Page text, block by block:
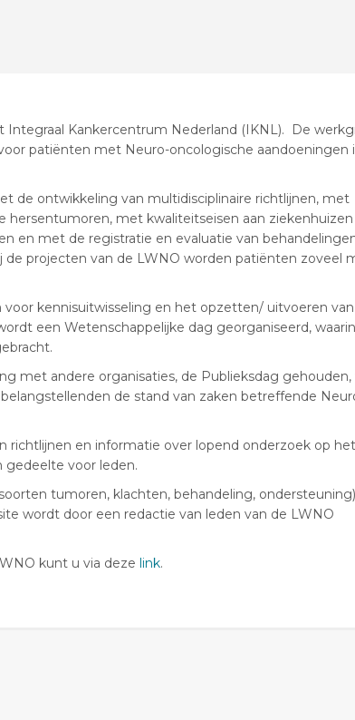
Kankercentrum Nederland (IKNL). De
patiënten met Neuro-oncologische aandoeningen
de ontwikkeling van multidisciplinaire richtlijnen, met
hersentumoren, met kwaliteitseisen aan
en met de registratie en evaluatie van
de projecten van de LWNO worden patiënten zoveel
kennisuitwisseling en het opzetten/ uitvoeren van
een Wetenschappelijke dag georganiseerd,
met andere organisaties, de Publieksdag gehouden,
de stand van zaken betreffende
richtlijnen en informatie over lopend onderzoek op
gedeelte voor leden.
tumoren, klachten, behandeling,
wordt door een redactie van leden van de LWNO
kunt u via deze link.